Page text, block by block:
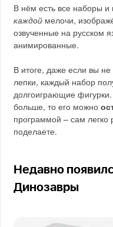
В нём есть все наборы и
каждой мелочи,
озвученные на русском
анимированные.
В итоге, даже если вы
лепки, каждый набор
долгоиграющие
больше, то его можно
программой – сам легко
поделаете.
Недавно
Динозавры